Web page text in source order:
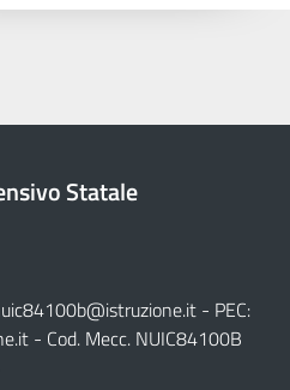
Statale
- PEC:
- Cod. Mecc. NUIC84100B